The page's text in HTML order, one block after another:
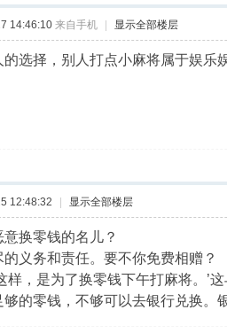
14:46:10 来自手机 显示全部楼层
的选择，别人打点小麻将属于娱
12:48:32 显示全部楼层
换零钱的名儿？
义务和责任。要不你免费相赠？
样，是为了换零钱下午打麻将。’
的零钱，不够可以去银行兑换。